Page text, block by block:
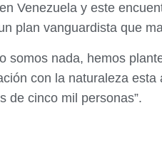
Venezuela y este
plan vanguardista que
somos nada, hemos
con la naturaleza
de cinco mil personas”.